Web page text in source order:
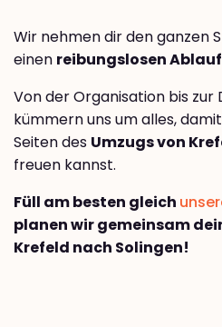
Wir nehmen dir den ganzen
einen reibungslosen
Von der Organisation bis zur
kümmern uns um alles,
Seiten des Umzugs von
freuen kannst.
Füll am besten gleich
planen wir gemeinsam
Krefeld nach Solingen!